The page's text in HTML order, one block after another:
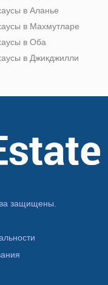
в Аланье
в Махмутларе
в Оба
в Джикджилли
защищены.